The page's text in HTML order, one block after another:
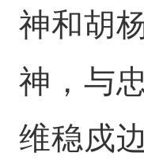
神和胡
神，与
维稳戍